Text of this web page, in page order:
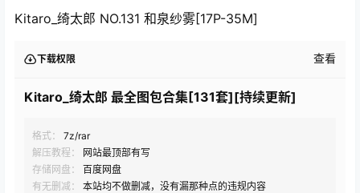
Kitaro_绮太郎 NO.131 和泉纱雾[17P-35M]
下载权限 查看
Kitaro_绮太郎 最全图包合集[131套][持续更新]
格式：
7z/rar
解压教程：
网站最顶部有写
存储网盘：
百度网盘
有无删减：
本站均不做删减，没有漏那种点的违规内容